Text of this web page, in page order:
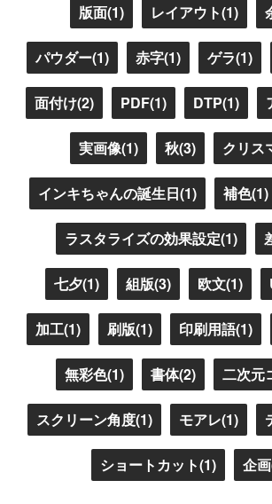
版面(1) レイアウト(1)
パウダー(1) 赤字(1) ゲラ(1)
面付け(2) PDF(1) DTP(1)
実画像(1) 秋(3) クリス
インキちゃんの誕生日(1) 補色(1)
ラスタライズの効果設定(1)
七夕(1) 組版(3) 欧文(1)
加工(1) 刷版(1) 印刷用語(1)
無彩色(1) 書体(2) 二次元
スクリーン角度(1) モアレ(1)
ショートカット(1) 企